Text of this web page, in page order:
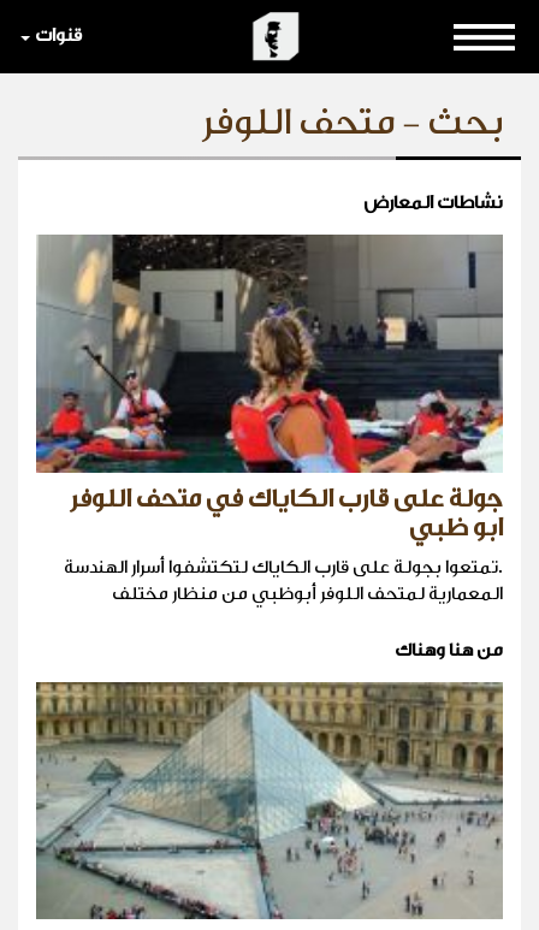
قنوات
بحث - متحف اللوفر
نشاطات المعارض
جولة على قارب الكاياك في متحف اللوفر
ابو ظبي
.تمتعوا بجولة على قارب الكاياك لتكتشفوا أسرار الهندسة
المعمارية لمتحف اللوفر أبوظبي من منظار مختلف
من هنا وهناك